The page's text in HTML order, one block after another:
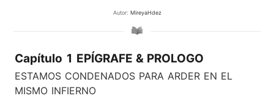
Autor: MireyaHdez
Capítulo 1 EPÍGRAFE & PROLOGO
ESTAMOS CONDENADOS PARA ARDER EN EL
MISMO INFIERNO